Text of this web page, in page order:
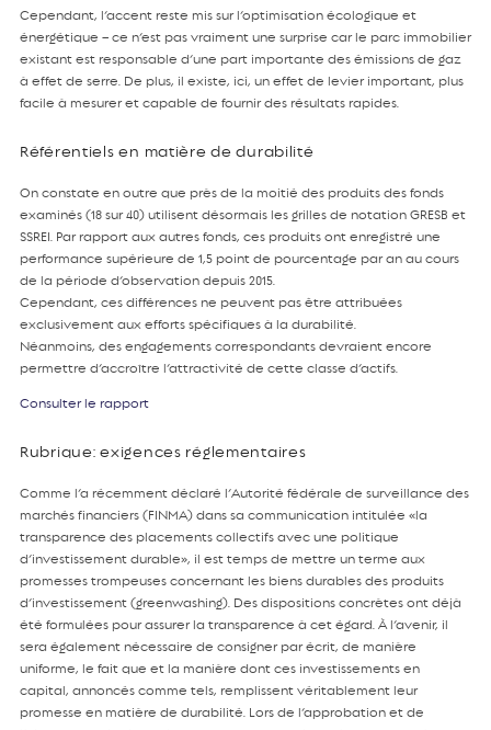
Cependant, l’accent reste mis sur l’optimisation écologique et
énergétique – ce n’est pas vraiment une surprise car le parc immobilier
existant est responsable d’une part importante des émissions de gaz
à effet de serre. De plus, il existe, ici, un effet de levier important, plus
facile à mesurer et capable de fournir des résultats rapides.
Référentiels en matière de durabilité
On constate en outre que près de la moitié des produits des fonds
examinés (18 sur 40) utilisent désormais les grilles de notation GRESB et
SSREI. Par rapport aux autres fonds, ces produits ont enregistré une
performance supérieure de 1,5 point de pourcentage par an au cours
de la période d’observation depuis 2015.
Cependant, ces différences ne peuvent pas être attribuées
exclusivement aux efforts spécifiques à la durabilité.
Néanmoins, des engagements correspondants devraient encore
permettre d’accroître l’attractivité de cette classe d’actifs.
Consulter le rapport
Rubrique: exigences réglementaires
Comme l’a récemment déclaré l’Autorité fédérale de surveillance des
marchés financiers (FINMA) dans sa communication intitulée «la
transparence des placements collectifs avec une politique
d’investissement durable», il est temps de mettre un terme aux
promesses trompeuses concernant les biens durables des produits
d’investissement (greenwashing). Des dispositions concrètes ont déjà
été formulées pour assurer la transparence à cet égard. À l’avenir, il
sera également nécessaire de consigner par écrit, de manière
uniforme, le fait que et la manière dont ces investissements en
capital, annoncés comme tels, remplissent véritablement leur
promesse en matière de durabilité. Lors de l’approbation et de